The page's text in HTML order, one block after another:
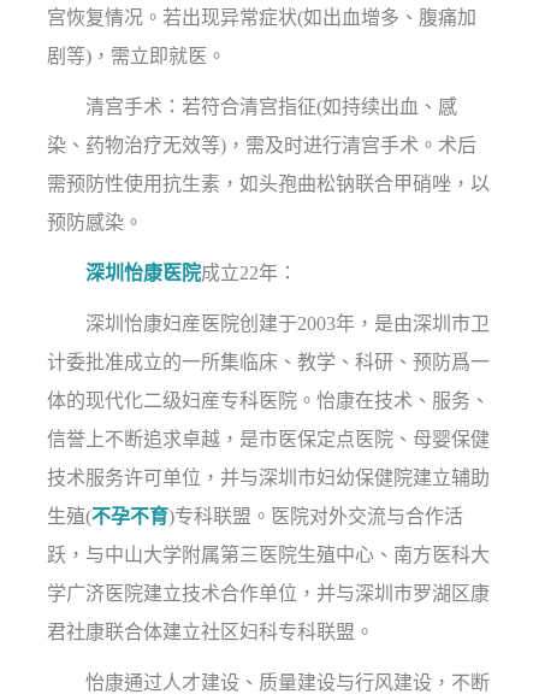
宫恢复情况。若出现异常症状(如出血增多、腹痛加
剧等)，需立即就医。
清宫手术：若符合清宫指征(如持续出血、感
染、药物治疗无效等)，需及时进行清宫手术。术后
需预防性使用抗生素，如头孢曲松钠联合甲硝唑，以
预防感染。
深圳怡康医院成立22年：
深圳怡康妇産医院创建于2003年，是由深圳市卫
计委批准成立的一所集临床、教学、科研、预防爲一
体的现代化二级妇産专科医院。怡康在技术、服务、
信誉上不断追求卓越，是市医保定点医院、母婴保健
技术服务许可单位，并与深圳市妇幼保健院建立辅助
生殖(不孕不育)专科联盟。医院对外交流与合作活
跃，与中山大学附属第三医院生殖中心、南方医科大
学广济医院建立技术合作单位，并与深圳市罗湖区康
君社康联合体建立社区妇科专科联盟。
怡康通过人才建设、质量建设与行风建设，不断